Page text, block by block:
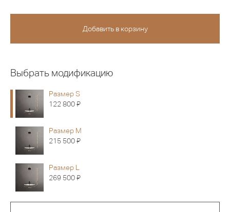
Выбрать модификацию
Размер S
122 800Я
Размер M
215 500Я
Размер L
269 500Я